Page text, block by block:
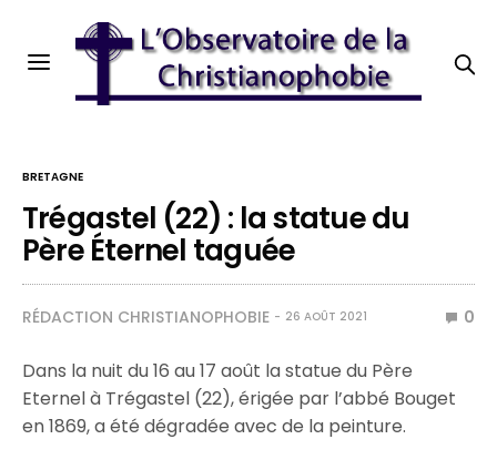
BRETAGNE
Trégastel (22) : la statue du
Père Éternel taguée
RÉDACTION CHRISTIANOPHOBIE 26 AOÛT 2021 0
Dans la nuit du 16 au 17 août la statue du Père
Eternel à Trégastel (22), érigée par l’abbé Bouget
en 1869, a été dégradée avec de la peinture.